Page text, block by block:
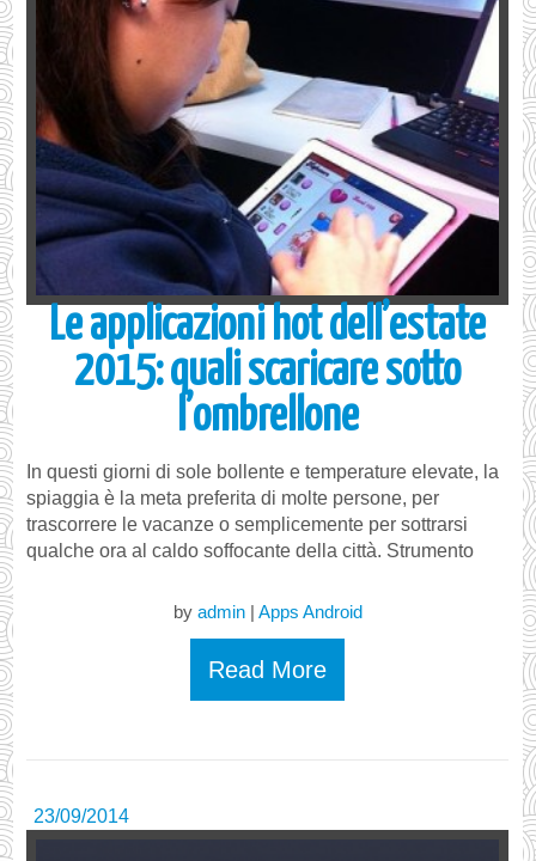
Le applicazioni hot dell’estate
2015: quali scaricare sotto
l’ombrellone
In questi giorni di sole bollente e temperature elevate, la
spiaggia è la meta preferita di molte persone, per
trascorrere le vacanze o semplicemente per sottrarsi
qualche ora al caldo soffocante della città. Strumento
by admin| Apps Android
Read More
23/09/2014